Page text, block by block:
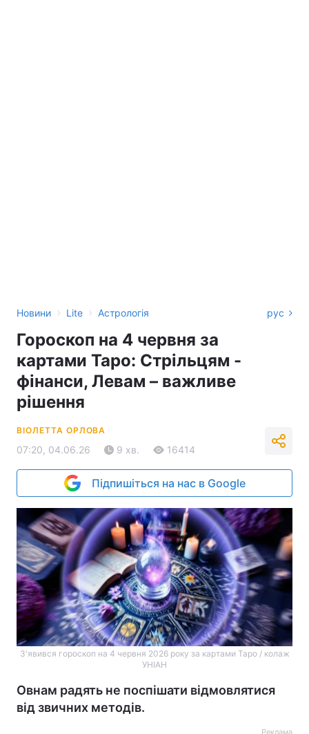
Новини › Lite › Астрологія рус
Гороскоп на 4 червня за
картами Таро: Стрільцям -
фінанси, Левам – важливе
рішення
ВІОЛЕТТА ОРЛОВА
07:20, 04.06.26 9 хв. 16414
Підпишіться на нас в Google
З'явився гороскоп на 4 червня 2026 року за картами Таро / колаж
УНІАН
Овнам радять не поспішати відмовлятися
від звичних методів.
Реклама